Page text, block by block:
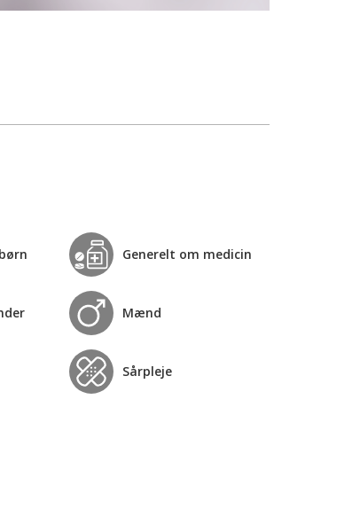
Generelt om medicin
Mænd
Sårpleje